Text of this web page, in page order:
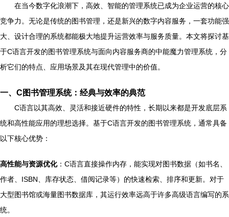
在当今数字化浪潮下，高效、智能的管理系统已成为企业运营的核心
竞争力。无论是传统的图书管理，还是新兴的数字内容服务，一套功能强
大、设计合理的系统都能极大地提升运营效率与服务质量。本文将探讨基
于C语言开发的图书管理系统与面向内容服务商的中能魔力管理系统，分
析它们的特点、应用场景及其在现代管理中的价值。
一、C图书管理系统：经典与效率的典范
C语言以其高效、灵活和接近硬件的特性，长期以来都是开发底层系
统和高性能应用的理想选择。基于C语言开发的图书管理系统，通常具备
以下核心优势：
高性能与资源优化：C语言直接操作内存，能实现对图书数据（如书名、
作者、ISBN、库存状态、借阅记录等）的快速检索、排序和更新。对于
大型图书馆或海量图书数据库，其运行效率远高于许多高级语言编写的系
统。